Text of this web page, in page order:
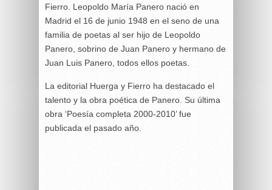
Fierro. Leopoldo María Panero nació en
Madrid el 16 de junio 1948 en el seno de una
familia de poetas al ser hijo de Leopoldo
Panero, sobrino de Juan Panero y hermano de
Juan Luis Panero, todos ellos poetas.
La editorial Huerga y Fierro ha destacado el
talento y la obra poética de Panero. Su última
obra ‘Poesía completa 2000-2010’ fue
publicada el pasado año.